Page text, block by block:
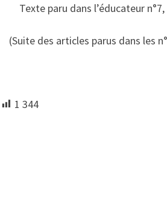
Texte paru dans l’éducateur
(Suite des articles parus dans les
1 344